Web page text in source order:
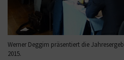
Werner Deggim präsentiert die
2015.